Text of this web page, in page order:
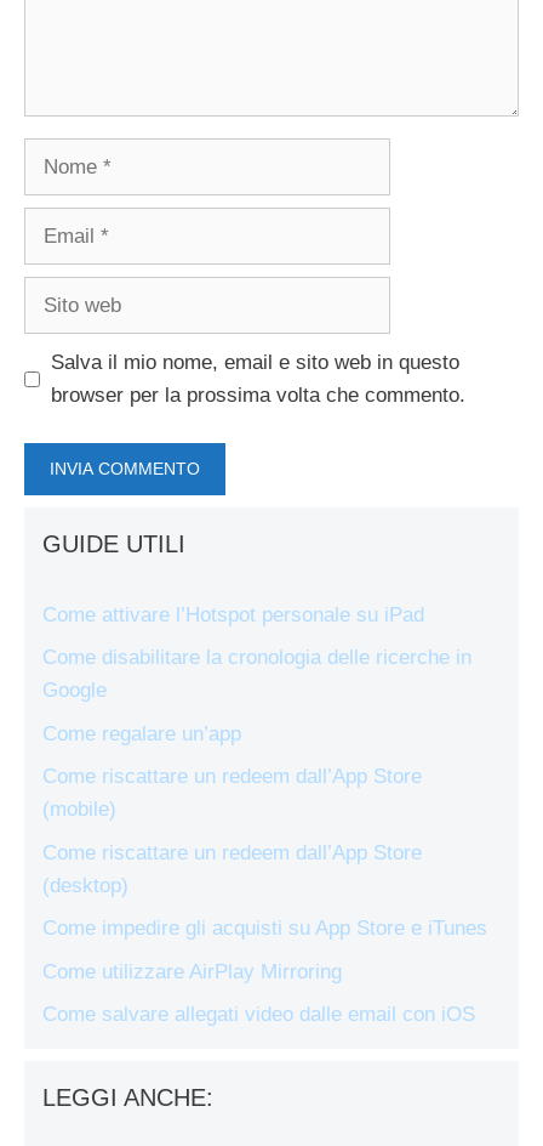
Nome
Email
Sito
Salva il mio nome, email e sito web in questo
browser per la prossima volta che commento.
GUIDE UTILI
Come attivare l’Hotspot personale su iPad
Come disabilitare la cronologia delle ricerche in
Google
Come regalare un’app
Come riscattare un redeem dall’App Store
(mobile)
Come riscattare un redeem dall’App Store
(desktop)
Come impedire gli acquisti su App Store e iTunes
Come utilizzare AirPlay Mirroring
Come salvare allegati video dalle email con iOS
LEGGI ANCHE: